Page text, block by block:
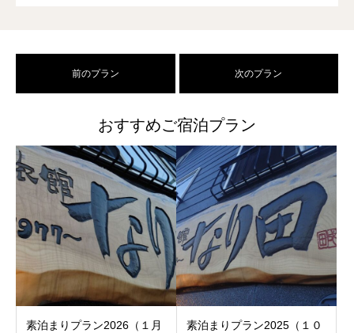
前のプラン 次のプラン
おすすめご宿泊プラン
素泊まりプラン2026（１月
素泊まりプラン2025（１０